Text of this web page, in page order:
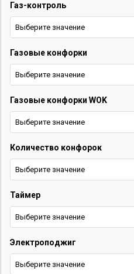
+375 29 377 88 33
техника и ТВ
техника и ТВ
+375 29 677 54 10
Электротранспорт
+375 33 653 41 34
Газ-контроль
Выберите значение
Газовые конфорки
Выберите значение
Газовые конфорки WOK
Выберите значение
Количество конфорок
Выберите значение
Таймер
Выберите значение
Электроподжиг
Выберите значение